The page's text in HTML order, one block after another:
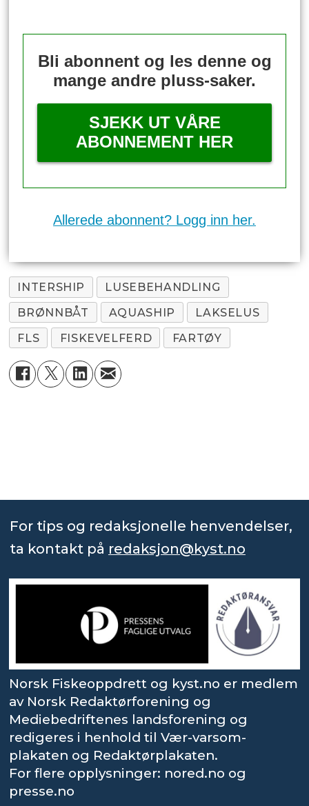
Bli abonnent og les denne og
mange andre pluss-saker.
SJEKK UT VÅRE
ABONNEMENT HER
Allerede abonnent? Logg inn her.
INTERSHIP
LUSEBEHANDLING
BRØNNBÅT
AQUASHIP
LAKSELUS
FLS
FISKEVELFERD FARTØY
For tips og redaksjonelle henvendelser,
ta kontakt på redaksjon@kyst.no
Norsk Fiskeoppdrett og kyst.no er medlem
av Norsk Redaktørforening og
Mediebedriftenes landsforening og
redigeres i henhold til Vær-varsom-
plakaten og Redaktørplakaten.
For flere opplysninger: nored.no og
presse.no